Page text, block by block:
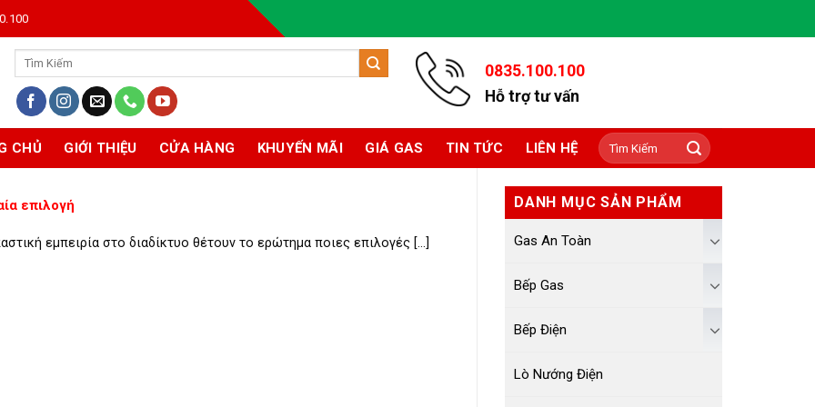
Tìm
0835.100.100
Hỗ trợ tư vấn
CHỦ GIỚI THIỆU CỬA HÀNG KHUYẾN MÃI GIÁ GAS TIN TỨC LIÊN HỆ
Tìm
kiếm:
επιλογή
εμπειρία στο διαδίκτυο θέτουν το ερώτημα ποιες επιλογές [...]
DANH MỤC SẢN PHẨM
Gas An Toàn
Bếp Gas
Bếp Điện
Lò Nướng Điện